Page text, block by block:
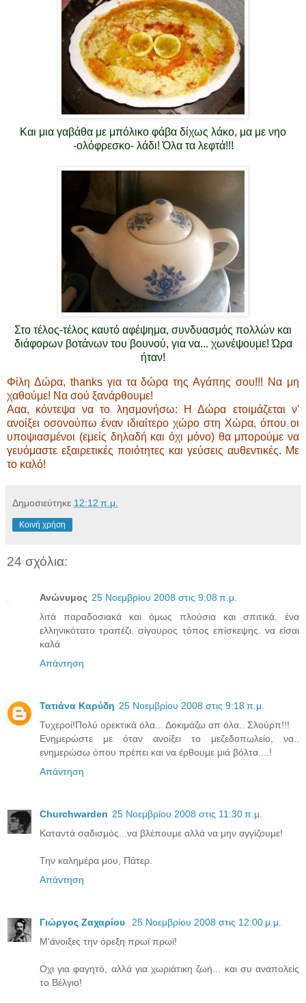
Και μια γαβάθα με μπόλικο φάβα δίχως λάκο, μα με νηο
-ολόφρεσκο- λάδι! Όλα τα λεφτά!!!
Στο τέλος-τέλος καυτό αφέψημα, συνδυασμός πολλών και
διάφορων βοτάνων του βουνού, για να... χωνέψουμε! Ώρα
ήταν!
Φίλη Δώρα, thanks για τα δώρα της Αγάπης σου!!! Να μη
χαθούμε! Να σού ξανάρθουμε!
Ααα, κόντεψα να το λησμονήσω: Η Δώρα ετοιμάζεται ν'
ανοίξει οσονούπω έναν ιδιαίτερο χώρο στη Χώρα, όπου οι
υποψιασμένοι (εμείς δηλαδή και όχι μόνο) θα μπορούμε να
γευόμαστε εξαιρετικές ποιότητες και γεύσεις αυθεντικές. Με
το καλό!
Δημοσιεύτηκε 12:12 π.μ.
Κοινή χρήση
24 σχόλια:
Ανώνυμος 25 Νοεμβρίου 2008 στις 9:08 π.μ.
λιτά παραδοσιακά και όμως πλούσια και σπιτικά. ένα
ελληνικότατο τραπέζι. σίγουρος τόπος επίσκεψης. να είσαι
καλά
Απάντηση
Τατιάνα Καρύδη 25 Νοεμβρίου 2008 στις 9:18 π.μ.
Τυχεροί!Πολύ ορεκτικά όλα... Δοκιμάζω απ όλα.. Σλούρπ!!!
Ενημερώστε με όταν ανοίξει το μεζεδοπωλείο, να..
ενημερώσω όπου πρέπει και να έρθουμε μιά βόλτα....!
Απάντηση
Churchwarden 25 Νοεμβρίου 2008 στις 11:30 π.μ.
Καταντά σαδισμός...να βλέπουμε αλλά να μην αγγίζουμε!
Την καλημέρα μου, Πάτερ.
Απάντηση
Γιώργος Ζαχαρίου
25 Νοεμβρίου 2008 στις 12:00 μ.μ.
M'άνοιξες την όρεξη πρωϊ πρωϊ!
Οχι για φαγητό, αλλά για χωριάτικη ζωή... και συ αναπολείς
το Βέλγιο!